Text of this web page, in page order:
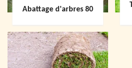
Abattage d'arbres 80